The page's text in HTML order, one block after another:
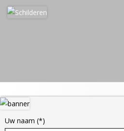
Hoofd
sidebar
Uw naam (*)